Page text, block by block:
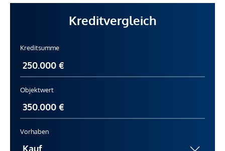
Kreditvergleich
Kreditsumme
Objektwert
Vorhaben